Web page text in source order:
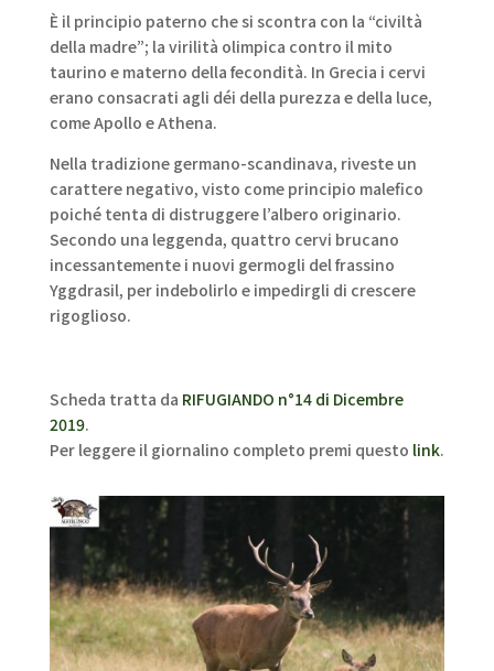
È il principio paterno che si scontra con la “civiltà
della madre”; la virilità olimpica contro il mito
taurino e materno della fecondità. In Grecia i cervi
erano consacrati agli déi della purezza e della luce,
come Apollo e Athena.
Nella tradizione germano-scandinava, riveste un
carattere negativo, visto come principio malefico
poiché tenta di distruggere l’albero originario.
Secondo una leggenda, quattro cervi brucano
incessantemente i nuovi germogli del frassino
Yggdrasil, per indebolirlo e impedirgli di crescere
rigoglioso.
Scheda tratta da RIFUGIANDO n°14 di Dicembre
2019.
Per leggere il giornalino completo premi questo link.